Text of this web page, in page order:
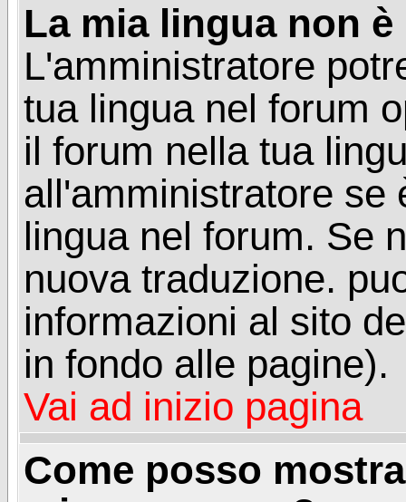
La mia lingua non
L'amministratore
tua lingua nel forum
il forum nella tua
all'amministratore se
lingua nel forum. Se
nuova traduzione.
informazioni al sito
in fondo alle pagine).
Vai ad inizio pagina
Come posso